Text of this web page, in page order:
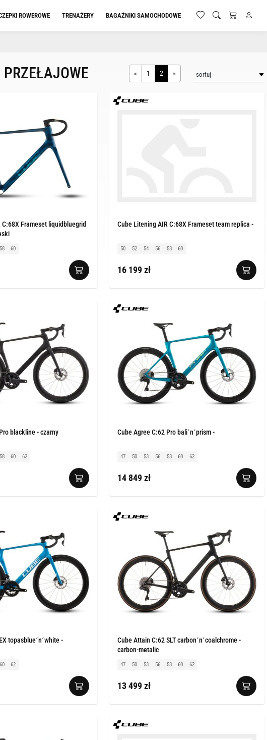
ROWEROWE TRENAŻERY BAGAŻNIKI SAMOCHODOWE
PRZEŁAJOWE « 1 2 »
Frameset liquidbluegrid
58 60
Cube Litening AIR C:68X Frameset team replica -
50 52 54 56 58 60
16 199 zł
blackline - czarny
58 60 62
Cube Agree C:62 Pro bali´n´prism -
47 50 53 56 58 60 62
14 849 zł
topasblue´n´white -
60 62
Cube Attain C:62 SLT carbon´n´coalchrome -
carbon-metalic
47 50 53 56 58 60 62
13 499 zł